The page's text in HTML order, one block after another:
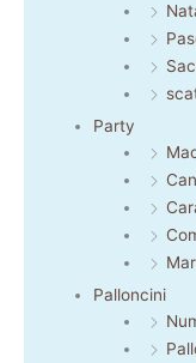
Party
Palloncini